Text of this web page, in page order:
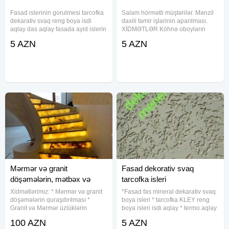
Fasad islerinin gorulmesi tarcofka
dekarativ svaq reng boya isdi
aqlay das aqlay fasada ayid islerin
keyfiyetle etrafli zeng ede
5 AZN
Salam hörmətli müştərilər. Mənzil
daxili təmir işlərinin aparılması.
XİDMƏTLƏR Köhnə oboyların
yenisi ilə əvəzlənməsi Tavana
5 AZN
Mərmər və granit
döşəmələrin, mətbəx və
vanna otağı üzlüklər
Xidmətlərimiz: * Mərmər və granit
döşəmələrin quraşdırılması *
Granit və Mərmər üzlüklərin
otağı üzlüklərinin bərpası * Çat və
100 AZN
Fasad dekorativ svaq
tarcofka isleri
*Fasad fas mineral dekarativ svaq
boya isleri * tarcofka KLEY reng
boya isleri isdi aqlay * termo aqlay
das yunu setqa mata dekarativ
5 AZN